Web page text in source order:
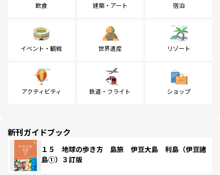
飲食 建築・アート 宿泊
イベント・観戦 世界遺産 リゾート
アクティビティ 鉄道・フライト ショップ
新刊ガイドブック
１５ 地球の歩き方 島旅 伊豆大島 利島（伊豆諸
島①）３訂版